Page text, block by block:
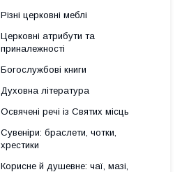
Різні церковні меблі
Церковні атрибути та
приналежності
Богослужбові книги
Духовна література
Освячені речі із Святих місць
Сувеніри: браслети, чотки,
хрестики
Корисне й душевне: чаї, мазі,